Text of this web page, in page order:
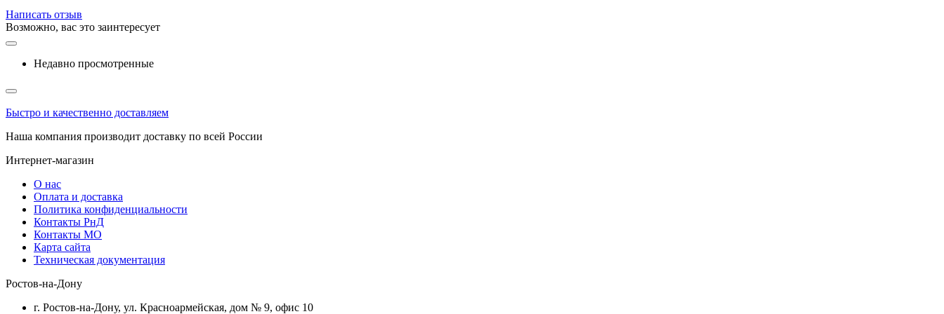
Написать отзыв
Возможно, вас это заинтересует
Недавно просмотренные
Быстро и качественно доставляем
Наша компания производит доставку по всей России
Интернет-магазин
О нас
Оплата и доставка
Политика конфиденциальности
Контакты РнД
Контакты МО
Карта сайта
Техническая документация
Ростов-на-Дону
г. Ростов-на-Дону, ул. Красноармейская, дом № 9, офис 10